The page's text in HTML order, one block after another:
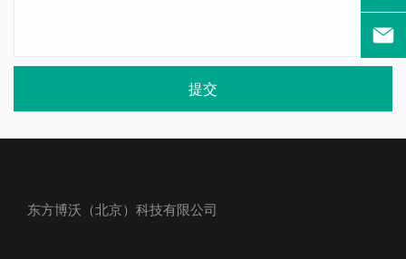
提交
东方博沃（北京）科技有限公司